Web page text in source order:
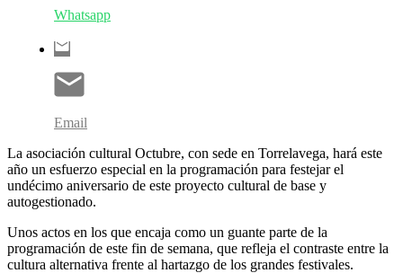
Whatsapp
Email
La asociación cultural Octubre, con sede en Torrelavega, hará este
año un esfuerzo especial en la programación para festejar el
undécimo aniversario de este proyecto cultural de base y
autogestionado.
Unos actos en los que encaja como un guante parte de la
programación de este fin de semana, que refleja el contraste entre la
cultura alternativa frente al hartazgo de los grandes festivales.